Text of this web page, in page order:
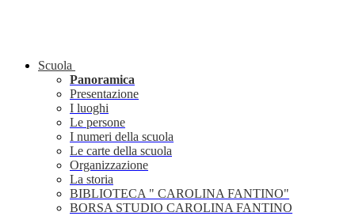
Scuola
Panoramica
Presentazione
I luoghi
Le persone
I numeri della scuola
Le carte della scuola
Organizzazione
La storia
BIBLIOTECA " CAROLINA FANTINO"
BORSA STUDIO CAROLINA FANTINO